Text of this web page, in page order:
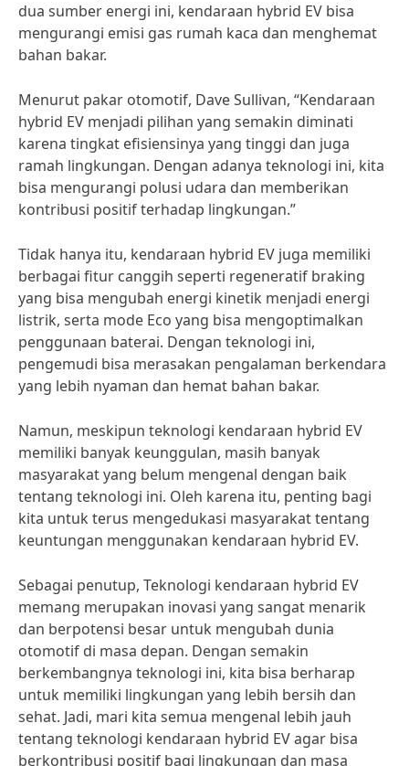
dua sumber energi ini, kendaraan hybrid EV bisa
mengurangi emisi gas rumah kaca dan menghemat
bahan bakar.
Menurut pakar otomotif, Dave Sullivan, “Kendaraan
hybrid EV menjadi pilihan yang semakin diminati
karena tingkat efisiensinya yang tinggi dan juga
ramah lingkungan. Dengan adanya teknologi ini, kita
bisa mengurangi polusi udara dan memberikan
kontribusi positif terhadap lingkungan.”
Tidak hanya itu, kendaraan hybrid EV juga memiliki
berbagai fitur canggih seperti regeneratif braking
yang bisa mengubah energi kinetik menjadi energi
listrik, serta mode Eco yang bisa mengoptimalkan
penggunaan baterai. Dengan teknologi ini,
pengemudi bisa merasakan pengalaman berkendara
yang lebih nyaman dan hemat bahan bakar.
Namun, meskipun teknologi kendaraan hybrid EV
memiliki banyak keunggulan, masih banyak
masyarakat yang belum mengenal dengan baik
tentang teknologi ini. Oleh karena itu, penting bagi
kita untuk terus mengedukasi masyarakat tentang
keuntungan menggunakan kendaraan hybrid EV.
Sebagai penutup, Teknologi kendaraan hybrid EV
memang merupakan inovasi yang sangat menarik
dan berpotensi besar untuk mengubah dunia
otomotif di masa depan. Dengan semakin
berkembangnya teknologi ini, kita bisa berharap
untuk memiliki lingkungan yang lebih bersih dan
sehat. Jadi, mari kita semua mengenal lebih jauh
tentang teknologi kendaraan hybrid EV agar bisa
berkontribusi positif bagi lingkungan dan masa